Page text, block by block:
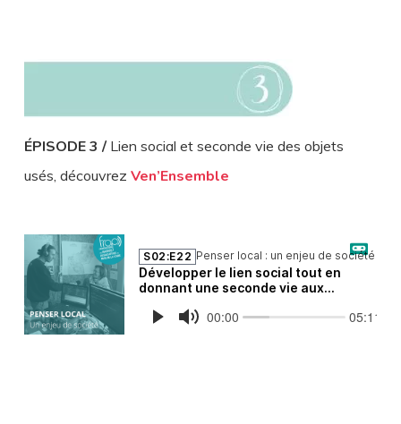
ÉPISODE 3 /Lien social et seconde vie des objets
usés, découvrez Ven’Ensemble